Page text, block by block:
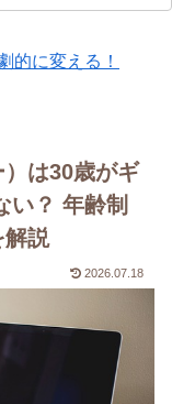
的に変える！
は30歳がギ
い？ 年齢制
解説
2026.07.18